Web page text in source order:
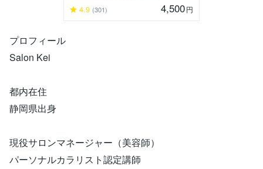
4.9 (301) 4,500円
プロフィール
Salon Kei
都内在住
静岡県出身
現役サロンマネージャー（美容師）
パーソナルカラリスト認定講師